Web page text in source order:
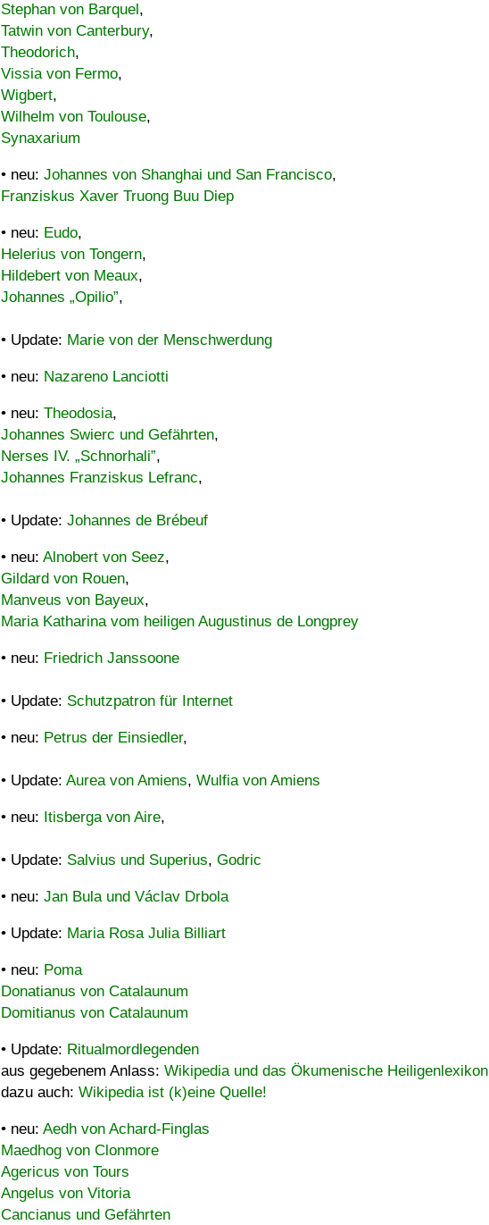
Stephan von Barquel,
Tatwin von Canterbury,
Theodorich,
Vissia von Fermo,
Wigbert,
Wilhelm von Toulouse,
Synaxarium
• neu: Johannes von Shanghai und San Francisco,
Franziskus Xaver Truong Buu Diep
• neu: Eudo,
Helerius von Tongern,
Hildebert von Meaux,
Johannes „Opilio”,
• Update: Marie von der Menschwerdung
• neu: Nazareno Lanciotti
• neu: Theodosia,
Johannes Swierc und Gefährten,
Nerses IV. „Schnorhali”,
Johannes Franziskus Lefranc,
• Update: Johannes de Brébeuf
• neu: Alnobert von Seez,
Gildard von Rouen,
Manveus von Bayeux,
Maria Katharina vom heiligen Augustinus de Longprey
• neu: Friedrich Janssoone
• Update: Schutzpatron für Internet
• neu: Petrus der Einsiedler,
• Update: Aurea von Amiens, Wulfia von Amiens
• neu: Itisberga von Aire,
• Update: Salvius und Superius, Godric
• neu: Jan Bula und Václav Drbola
• Update: Maria Rosa Julia Billiart
• neu: Poma
Donatianus von Catalaunum
Domitianus von Catalaunum
• Update: Ritualmordlegenden
aus gegebenem Anlass: Wikipedia und das Ökumenische Heiligenlexikon
dazu auch: Wikipedia ist (k)eine Quelle!
• neu: Aedh von Achard-Finglas
Maedhog von Clonmore
Agericus von Tours
Angelus von Vitoria
Cancianus und Gefährten